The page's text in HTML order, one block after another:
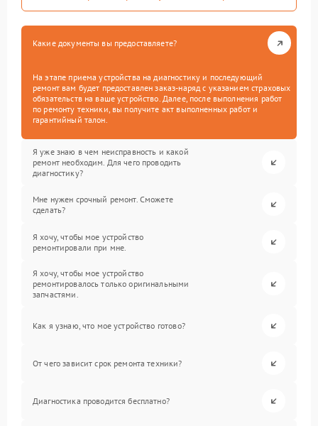
Какие документы вы предоставляете?
На этапе приема устройства на диагностику и последующий
ремонт вам будет предоставлен заказ-наряд с указанием страховых
обязательств на ваше устройство. Далее, после выполнения работ
по ремонту техники, вы получите акт выполненных работ и
гарантийный талон.
Я уже знаю в чем неисправность и какой
ремонт необходим. Для чего проводить
диагностику?
Мне нужен срочный ремонт. Сможете
сделать?
Я хочу, чтобы мое устройство
ремонтировали при мне.
Я хочу, чтобы мое устройство
ремонтировалось только оригинальными
запчастями.
Как я узнаю, что мое устройство готово?
От чего зависит срок ремонта техники?
Диагностика проводится бесплатно?